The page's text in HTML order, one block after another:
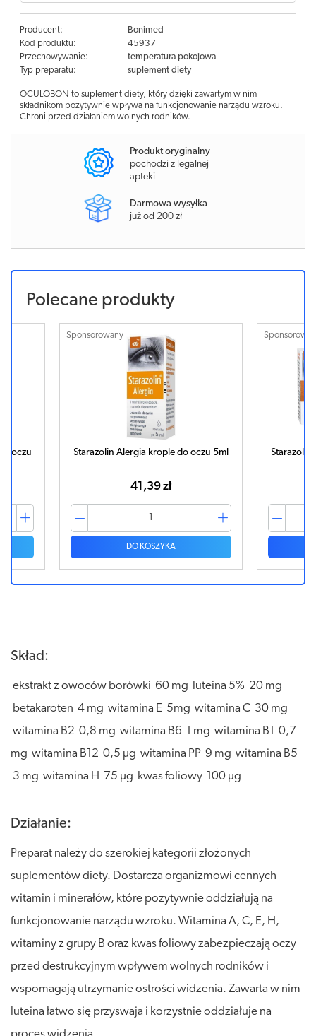
Producent:
Bonimed
Kod produktu:
45937
Przechowywanie:
temperatura pokojowa
Typ preparatu:
suplement diety
OCULOBON to suplement diety, który dzięki zawartym w nim
składnikom pozytywnie wpływa na funkcjonowanie narządu wzroku.
Chroni przed działaniem wolnych rodników.
Produkt oryginalny
pochodzi z legalnej
apteki
Darmowa wysyłka
już od 200 zł
Polecane produkty
oczu 5ml
Sponsorowany
Starazolin Alergia krople do oczu 5ml
60,11 zł
DO KOSZYKA
Skład:
ekstrakt z owoców borówki 60 mg luteina 5% 20 mg
betakaroten 4 mg witamina E 5mg witamina C 30 mg
witamina B2 0,8 mg witamina B6 1 mg witamina B1 0,7
mg witamina B12 0,5 µg witamina PP 9 mg witamina B5
3 mg witamina H 75 µg kwas foliowy 100 µg
Działanie:
Preparat należy do szerokiej kategorii złożonych
suplementów diety. Dostarcza organizmowi cennych
witamin i minerałów, które pozytywnie oddziałują na
funkcjonowanie narządu wzroku. Witamina A, C, E, H,
witaminy z grupy B oraz kwas foliowy zabezpieczają oczy
przed destrukcyjnym wpływem wolnych rodników i
wspomagają utrzymanie ostrości widzenia. Zawarta w nim
luteina łatwo się przyswaja i korzystnie oddziałuje na